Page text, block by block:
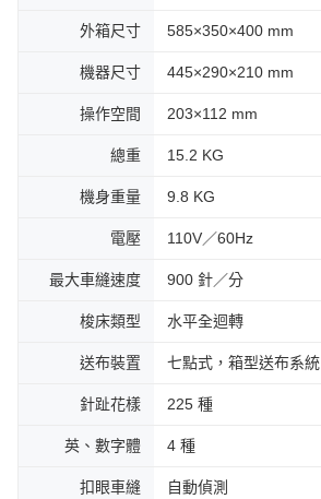
外箱尺寸 585×350×400 mm
機器尺寸 445×290×210 mm
操作空間 203×112 mm
總重 15.2 KG
機身重量 9.8 KG
電壓 110V／60Hz
最大車縫速度 900 針／分
梭床類型 水平全迴轉
送布裝置 七點式，箱型送布系統
針趾花樣 225 種
英、數字體 4 種
扣眼車縫 自動偵測